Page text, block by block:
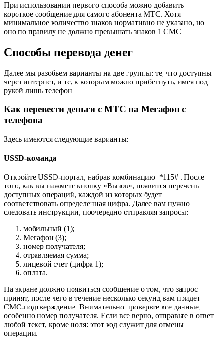
При использовании первого способа можно добавить
короткое сообщение для самого абонента МТС. Хотя
минимальное количество знаков нормативно не указано, но
оно по правилу не должно превышать знаков 1 СМС.
Способы перевода денег
Далее мы разобьем варианты на две группы: те, что доступны
через интернет, и те, к которым можно прибегнуть, имея под
рукой лишь телефон.
Как перевести деньги с МТС на Мегафон с
телефона
Здесь имеются следующие варианты:
USSD-команда
Откройте USSD-портал, набрав комбинацию *115# . После
того, как вы нажмете кнопку «Вызов», появится перечень
доступных операций, каждой из которых будет
соответствовать определенная цифра. Далее вам нужно
следовать инструкции, поочередно отправляя запросы:
мобильный (1);
Мегафон (3);
номер получателя;
отравляемая сумма;
лицевой счет (цифра 1);
оплата.
На экране должно появиться сообщение о том, что запрос
принят, после чего в течение несколько секунд вам придет
СМС-подтверждение. Внимательно проверьте все данные,
особенно номер получателя. Если все верно, отправьте в ответ
любой текст, кроме ноля: этот код служит для отмены
операции.